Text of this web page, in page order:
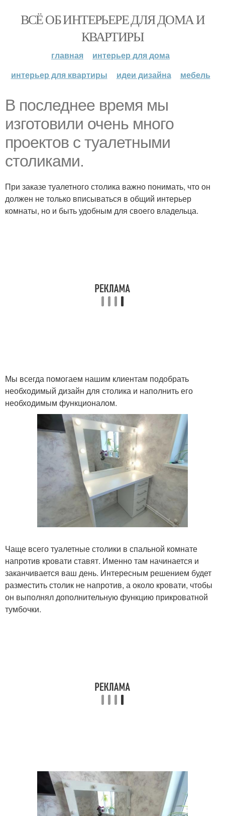
ВСЁ ОБ ИНТЕРЬЕРЕ ДЛЯ ДОМА И
КВАРТИРЫ
главная
интерьер для дома
интерьер для квартиры
идеи дизайна мебель
В последнее время мы
изготовили очень много
проектов с туалетными
столиками.
При заказе туалетного столика важно понимать, что он
должен не только вписываться в общий интерьер
комнаты, но и быть удобным для своего владельца.
Мы всегда помогаем нашим клиентам подобрать
необходимый дизайн для столика и наполнить его
необходимым функционалом.
Чаще всего туалетные столики в спальной комнате
напротив кровати ставят. Именно там начинается и
заканчивается ваш день. Интересным решением будет
разместить столик не напротив, а около кровати, чтобы
он выполнял дополнительную функцию прикроватной
тумбочки.